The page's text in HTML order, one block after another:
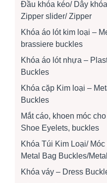
Đầu khóa kéo/ Dây
Zipper slider/ Zipper
Khóa áo lót kim loại –
brassiere buckles
Khóa áo lót nhựa –
Buckles
Khóa cặp Kim loại –
Buckles
Mắt cáo, khoen móc
Shoe Eyelets, buckles
Khóa Túi Kim Loại/
Metal Bag Buckles/
Khóa váy – Dress